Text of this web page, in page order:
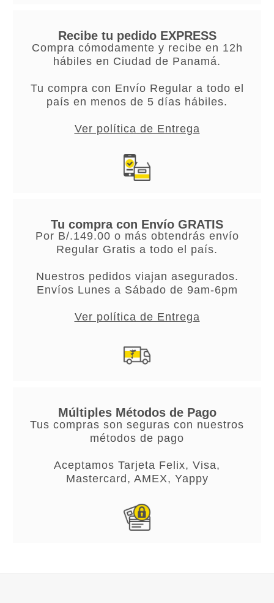
Recibe tu pedido EXPRESS
Compra cómodamente y recibe en 12h
hábiles en Ciudad de Panamá.
Tu compra con Envío Regular a todo el
país en menos de 5 días hábiles.
Ver política de Entrega
Tu compra con Envío GRATIS
Por B/.149.00 o más obtendrás envío
Regular Gratis a todo el país.
Nuestros pedidos viajan asegurados.
Envíos Lunes a Sábado de 9am-6pm
Ver política de Entrega
Múltiples Métodos de Pago
Tus compras son seguras con nuestros
métodos de pago
Aceptamos Tarjeta Felix, Visa,
Mastercard, AMEX, Yappy